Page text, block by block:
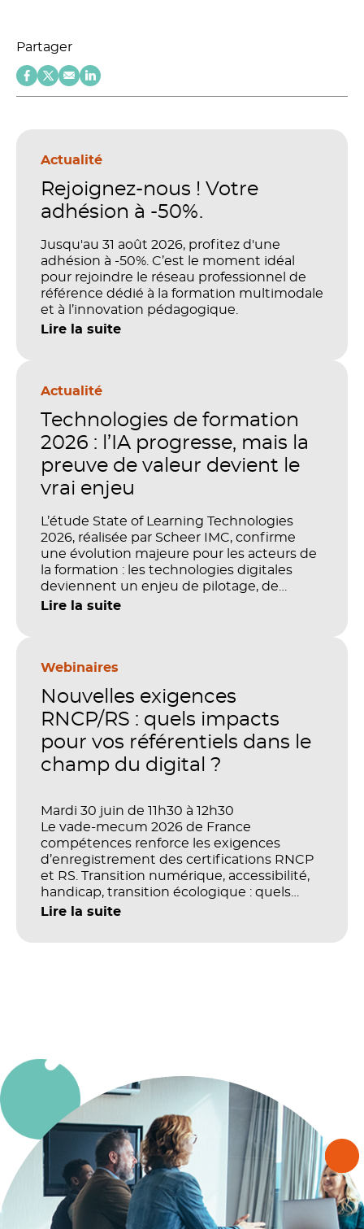
Partager
Actualité
Rejoignez-nous ! Votre
adhésion à -50%.
Jusqu'au 31 août 2026, profitez d'une
adhésion à -50%. C’est le moment idéal
pour rejoindre le réseau professionnel de
référence dédié à la formation multimodale
et à l’innovation pédagogique.
Lire la suite
Actualité
Technologies de formation
2026 : l’IA progresse, mais la
preuve de valeur devient le
vrai enjeu
L’étude State of Learning Technologies
2026, réalisée par Scheer IMC, confirme
une évolution majeure pour les acteurs de
la formation : les technologies digitales
deviennent un enjeu de pilotage, de
performance et de preuve de valeur. IA,
stratégique. Mais comment démontrer
investissements sur les compétences, la
productivité et la performance des
organisations ?
Lire la suite
Webinaires
Nouvelles exigences
RNCP/RS : quels impacts
pour vos référentiels dans le
champ du digital ?
Mardi 30 juin de 11h30 à 12h30
Le vade-mecum 2026 de France
compétences renforce les exigences
d’enregistrement des certifications RNCP
et RS. Transition numérique, accessibilité,
handicap, transition écologique : quels
impacts concrets pour les référentiels dans
Lire la suite